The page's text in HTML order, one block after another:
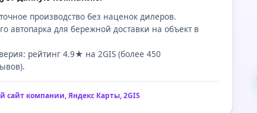
производство без наценок дилеров.
автопарка для бережной доставки на объект в
рейтинг 4.9★ на 2GIS (более 450
компании, Яндекс Карты, 2GIS